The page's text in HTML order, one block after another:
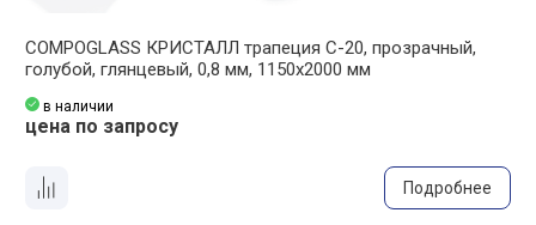
COMPOGLASS КРИСТАЛЛ трапеция С-20, прозрачный,
голубой, глянцевый, 0,8 мм, 1150х2000 мм
в наличии
цена по запросу
Подробнее